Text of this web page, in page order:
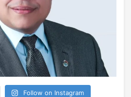
Follow on Instagram